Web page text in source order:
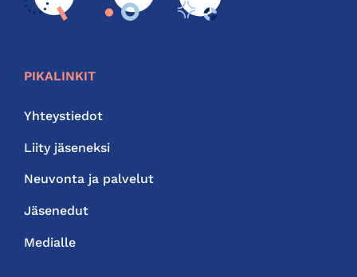
PIKALINKIT
Yhteystiedot
Liity jäseneksi
Neuvonta ja palvelut
Jäsenedut
Medialle